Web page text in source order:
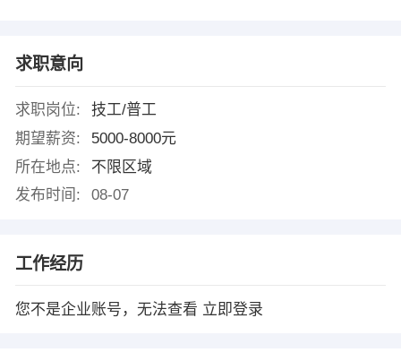
求职意向
求职岗位:
技工/普工
期望薪资:
5000-8000元
所在地点:
不限区域
发布时间:
08-07
工作经历
您不是企业账号，无法查看 立即登录